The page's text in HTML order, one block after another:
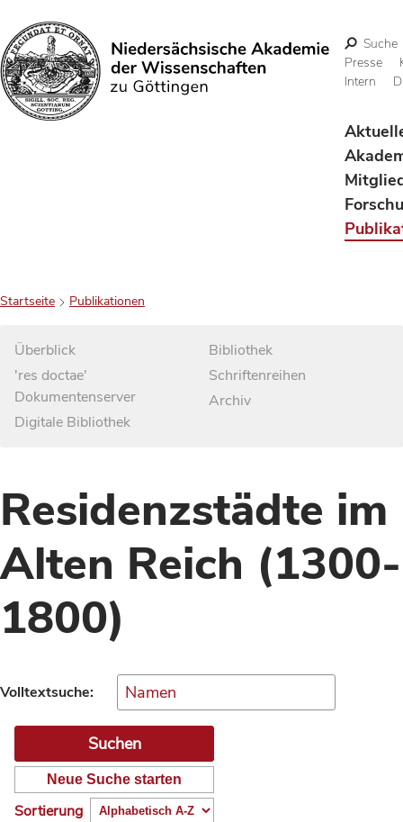
Suchen
Suche
Presse
Intern
Startseite Publikationen
Überblick
'res doctae'
Dokumentenserver
Digitale Bibliothek
Bibliothek
Schriftenreihen
Archiv
Residenzstädte im
Alten Reich (1300-
1800)
Volltextsuche:
Neue Suche starten
Sortierung